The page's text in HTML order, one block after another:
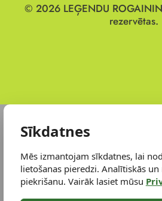
© 2026 LEĢENDU
rezervētas.
Sīkdatnes
Mēs izmantojam sīkdatnes, lai
lietošanas pieredzi. Analītiskās
piekrišanu. Vairāk lasiet mūsu